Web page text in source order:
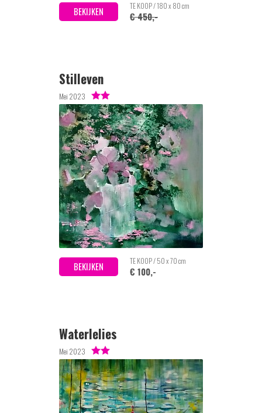
BEKIJKEN TE KOOP / 180 x 80 cm
€ 450,-
Stilleven
Mei 2023
BEKIJKEN TE KOOP / 50 x 70 cm
€ 100,-
Waterlelies
Mei 2023